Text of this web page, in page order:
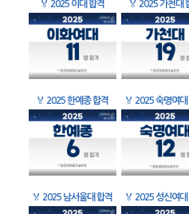
🏅 2025 이대 합격 🏅 2025 가천대
🏅 2025 한예종 합격 🏅 2025 숙명여대
🏅 2025 남서울대 합격 🏅 2025 성신여대